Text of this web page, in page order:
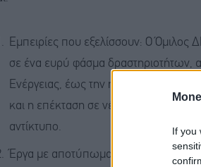
If you
Εμπειρίες που εξελίσσουν: Ο Όμιλος
σε ένα ευρύ φάσμα δραστηριοτήτων,
Ενέργειας, έως την ηλεκτροκίνηση,
και η επέκταση σε νέες αγορές
αντίκτυπο.
Έργα με αποτύπωμα στο αύριο: Οι